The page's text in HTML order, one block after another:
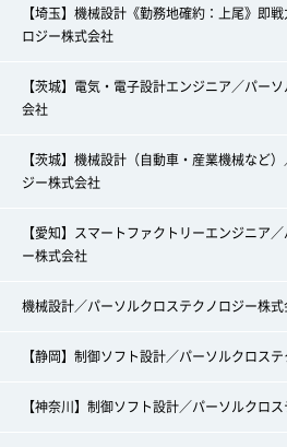
【埼玉】機械設計《勤務地確約：上尾》即
ロジー株式会社
【茨城】電気・電子設計エンジニア／パー
会社
【茨城】機械設計（自動車・産業機械など
ジー株式会社
【愛知】スマートファクトリーエンジニア
ー株式会社
機械設計／パーソルクロステクノロジー株式
【静岡】制御ソフト設計／パーソルクロス
【神奈川】制御ソフト設計／パーソルクロ